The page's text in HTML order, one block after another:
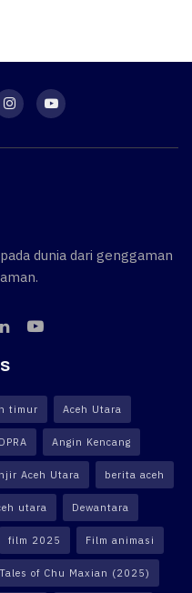
dunia dari genggaman
timur Aceh Utara
Angin Kencang
Aceh Utara berita aceh
utara Dewantara
film 2025 Film animasi
of Chu Maxian (2025)